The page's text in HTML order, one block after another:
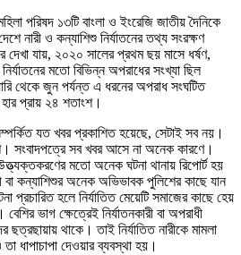
পরিষদ ১৩টি বাংলা ও ইংরেজি জাতীয় দৈনিকে
নারী ও কন্যাশিশু নির্যাতনের তথ্য সংরক্ষণ
যায়, ২০২০ সালের প্রথম ছয় মাসে ধর্ষণ,
মতো বিভিন্ন অপরাধের সংখ্যা ছিল
থেকে জুন পর্যন্ত এ ধরনের অপরাধ সংঘটিত
প্রায় ২৪ শতাংশ।
যত খবর প্রকাশিত হয়েছে, সেটাই সব নয়।
সংবাদপত্রে সব খবর আসে না অনেক কারণে।
মতো অনেক ঘটনা থানায় রিপোর্ট হয়
বা কন্যাশিশুর অনেক অভিভাবক পুলিশের কাছে যান
প্রচারিত হলে নির্যাতিত মেয়েটি সমাজের কাছে হেয়
ভাগ ক্ষেত্রেই নির্যাতনকারী বা অপরাধী
ছত্রছায়ায় থাকে। তাই নির্যাতিত নারীকে মামলা
ধাপাচাপা দেওয়ার ব্যবস্থা হয়।